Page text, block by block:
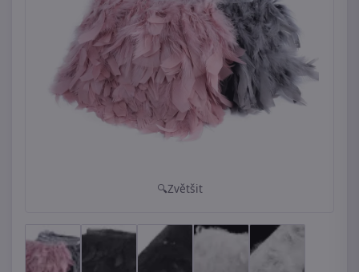
Zvětšit